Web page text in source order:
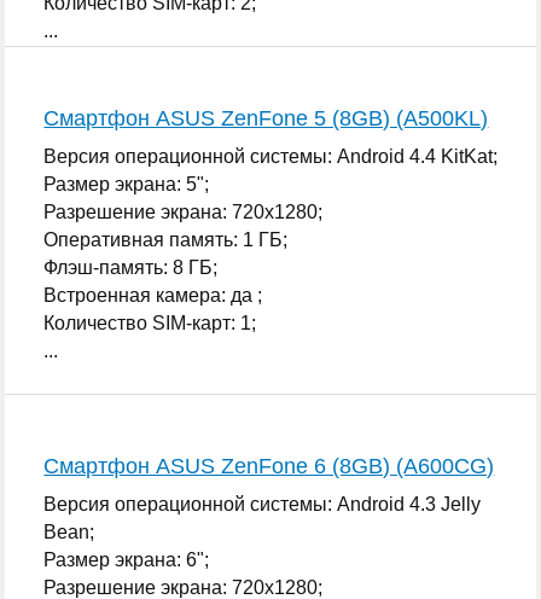
...
Смартфон ASUS ZenFone 5 (8GB) (A500KL)
Версия операционной системы: Android 4.4 KitKat;
Размер экрана: 5";
Разрешение экрана: 720x1280;
Оперативная память: 1 ГБ;
Флэш-память: 8 ГБ;
Встроенная камера: да ;
Количество SIM-карт: 1;
...
Смартфон ASUS ZenFone 6 (8GB) (A600CG)
Версия операционной системы: Android 4.3 Jelly
Bean;
Размер экрана: 6";
Разрешение экрана: 720x1280;